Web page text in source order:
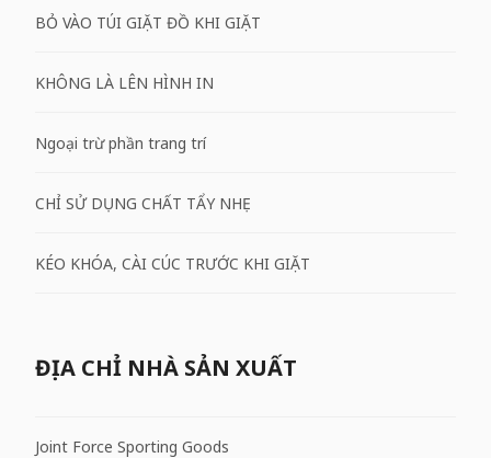
BỎ VÀO TÚI GIẶT ĐỒ KHI GIẶT
KHÔNG LÀ LÊN HÌNH IN
Ngoại trừ phần trang trí
CHỈ SỬ DỤNG CHẤT TẨY NHẸ
KÉO KHÓA, CÀI CÚC TRƯỚC KHI GIẶT
ĐỊA CHỈ NHÀ SẢN XUẤT
Joint Force Sporting Goods